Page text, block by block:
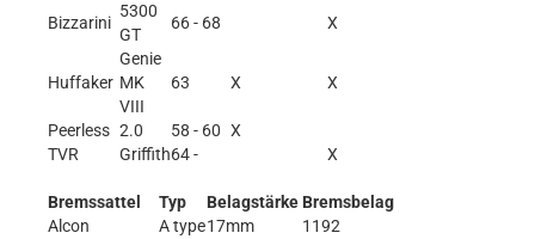
Bizzarini
5300
GT
66 - 68 X
Huffaker
Genie
MK
VIII
63 X X
Peerless 2.0 58 - 60 X
TVR
Griffith64 - X
Bremssattel Typ Belagstärke Bremsbelag
Alcon
A type17mm
1192